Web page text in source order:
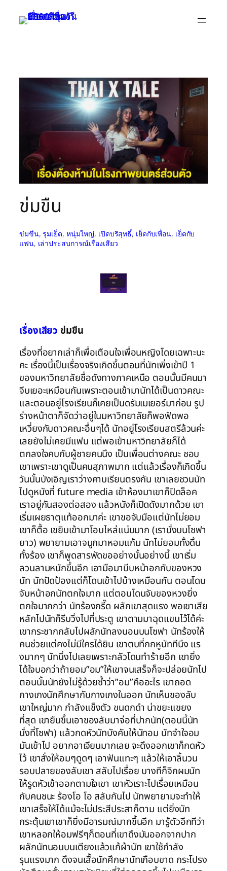
ข่มขืน
ข่มขืน, รุมเย็ด, หนุ่มใหญ่, เปิดบริสุทธิ์, เย็ดกับเพื่อน, เย็ดกับ
แฟน, เล่าประสบการณ์เรื่องเสียว
เรื่องเสียว ข่มขืน
เรื่องที่อยากเล่าก็เพื่อเตือนใจเพื่อนหญิงโดยเฉพาะนะ
คะ เรื่องนี้เป็นเรื่องจริงเกิดขึ้นตอนที่นัทเพิ่งเข้าปี 1
ของมหาวิทยาลัยชื่อดังทางภาคเหนือ ตอนนั้นมีคนมา
จีบเยอะเหมือนกันเพราะตอนเข้ามานัทได้เป็นดาวคณะ
และตอนอยู่โรงเรียนก็เคยเป็นดรัมเมเยอร์มาก่อน รูป
ร่างหน้าตาก็จัดว่าอยู่ในมหาวิทยาลัยก็พอฟัดพอ
เหวี่ยงกับดาวคณะอื่นๆได้ นัทอยู่โรงเรียนสตรีล้วนค่ะ
เลยยังไม่เคยมีแฟน แต่พอเข้ามหาวิทยาลัยก็ได้
ตกลงใจคบกับผู้ชายคนนึง เป็นเพื่อนต่างคณะ ชอบ
เขาเพราะเขาดูเป็นคนสุภาพมาก แต่แล้วเรื่องก็เกิดขึ้น
วันนั้นบังเอิญเราว่างคาบเรียนตรงกัน เขาเลยชวนนัท
ไปดูหนังที่ future media เข้าห้องมาเขาก็ปิดล็อค
เราอยู่กันสองต่อสอง แล้วหนังก็เปิดดังมากด้วย เขา
เริ่มเผยธาตุแท้ออกมาค่ะ เขาขอจับมือแต่นัทไม่ยอม
เขาก็ตื้อ เขยิบเข้ามาโอบไหล่แน่นมาก (เรานั่งบนโซฟา
ยาว) พยายามเอาจมูกมาหอมแก้ม นัทไม่ยอมทั้งดิ้น
ทั้งร้อง เขาก็พูดสารพัดขออย่างนั้นอย่างนี้ เขาเริ่ม
ลวนลามหนักขึ้นอีก เอามือมาบีบหน้าอกกับของหวง
นัท นัทปัดป้องแต่ก็โดนเข้าไปบ้างเหมือนกัน ตอนโดน
จับหน้าอกนัทตกใจมาก แต่ตอนโดนจับของหวงยิ่ง
ตกใจมากกว่า นัทร้องกรี๊ด ผลักเขาสุดแรง พอเขาเสีย
หลักไปนัทก็รีบวิ่งไปที่ประตู เขาตามมาฉุดแขนไว้ได้ค่ะ
เขากระชากกลับไปผลักนัทลงนอนบนโซฟา นัทร้องให้
คนช่วยแต่คงไม่มีใครได้ยิน เขาตบที่กกหูนัททีนึง แร
งมากๆ นัทนิ่งไปเลยเพราะกลัวโดนทำร้ายอีก เขายิ่ง
ได้ใจบอกว่าถ้ายอม”อม”ให้เขาจนเสร็จก็จะปล่อยนัทไป
ตอนนั้นนัทยังไม่รู้ด้วยซ้ำว่า”อม”คืออะไร เขาถอด
กางเกงนักศึกษากับกางเกงในออก นัทเห็นของลับ
เขาใหญ่มาก กำลังแข็งตัว ขนดกดำ น่าขยะแขยง
ที่สุด เขายืนขึ้นเอาของลับมาจ่อที่ปากนัท(ตอนนี้นัท
นั่งที่โซฟา) แล้วกดหัวนัทบังคับให้นัทอม นัทจำใจอม
มันเข้าไป อยากอาเจียนมากเลย จะดึงออกเขาก็กดหัว
ไว้ เขาสั่งให้อมๆดูดๆ เอาฟันแทะๆ แล้วให้เอาลิ้นวน
รอบปลายของลับเขา สลับไปเรื่อย บางทีก็จิกผมนัท
ให้รูดหัวเข้าออกตามใจเขา เขาหัวเราะไปเรื่อยเหมือน
กับคนชนะ ร้องโอ โอ สลับกันไป นัทพยายามจะทำให้
เขาเสร็จให้ได้แม้จะไม่ประสีประสาก็ตาม แต่ยิ่งนัท
กระตุ้นเขาเขาก็ยิ่งมีอารมณ์มากขึ้นอีก มารู้ตัวอีกทีว่า
เขาหลอกให้อมฟรีๆก็ตอนที่เขาดึงมันออกจากปาก
ผลักนัทนอนบนเตียงแล้วแก้ผ้านัท เขาใช้กำลัง
รุนแรงมาก ดึงจนเสื้อนักศึกษานัทเกือบขาด กระโปรง